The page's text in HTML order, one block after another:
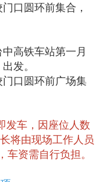
口圆环前集合，
高铁车站第一月
发。
口圆环前广场集
发车，因座位人数
将由现场工作人员
车资需自行负担。